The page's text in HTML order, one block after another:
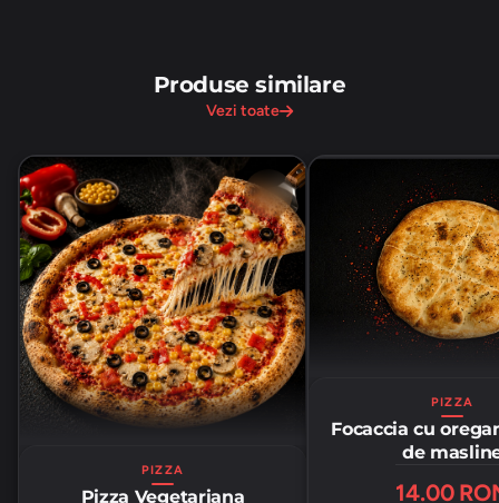
Produse similare
Vezi toate
PIZZA
Pizza Vegetariana
PIZZA
Focaccia cu
de
14.00